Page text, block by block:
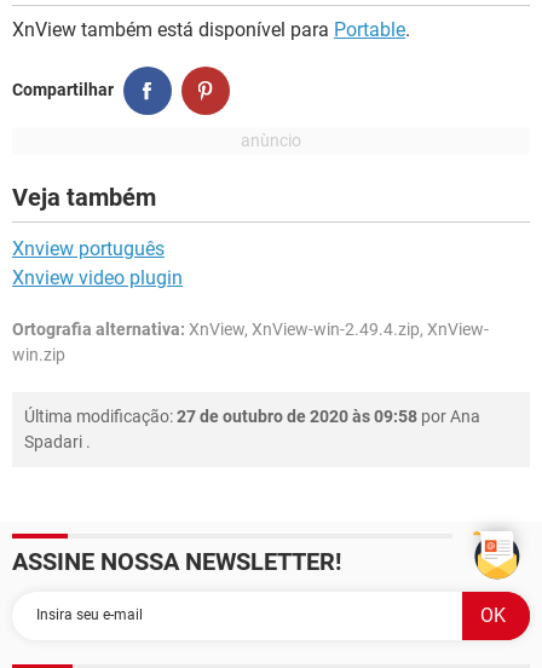
XnView também está disponível para Portable.
Compartilhar
Veja também
Xnview português
Xnview video plugin
Ortografia alternativa: XnView, XnView-win-2.49.4.zip, XnView-
win.zip
Última modificação:27 de outubro de 2020 às 09:58 porAna
Spadari .
ASSINE NOSSA NEWSLETTER!